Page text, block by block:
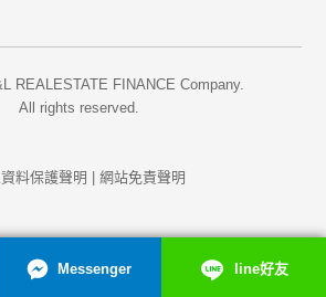
Messenger line好友
REALESTATE FINANCE Company.
All rights reserved.
料保護聲明 | 網站免責聲明